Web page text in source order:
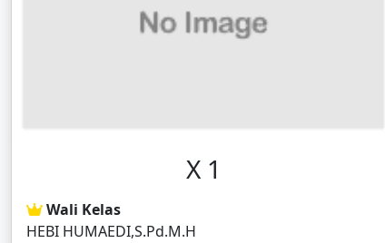
X 1
Wali Kelas
HEBI HUMAEDI,S.Pd.M.H